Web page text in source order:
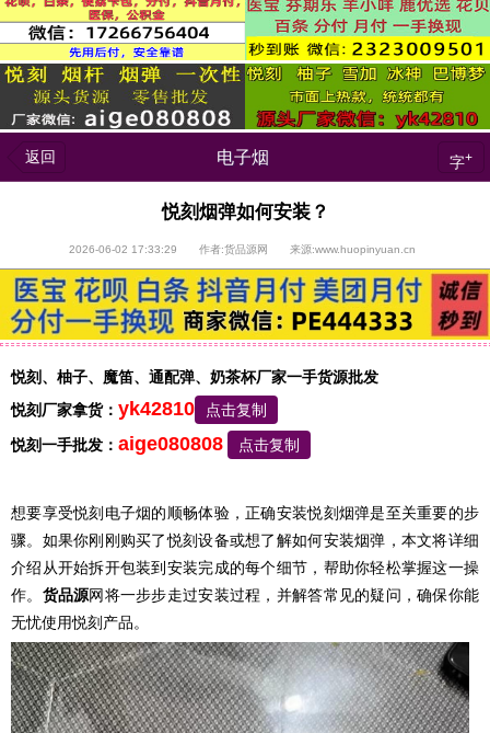
返回 电子烟 字+
悦刻烟弹如何安装？
2026-06-02 17:33:29 作者:货品源网 来源:www.huopinyuan.cn
悦刻、柚子、魔笛、通配弹、奶茶杯厂家一手货源批发
悦刻厂家拿货： yk42810
点击复制
悦刻一手批发： aige080808 点击复制
想要享受悦刻电子烟的顺畅体验，正确安装悦刻烟弹是至关重要的步
骤。如果你刚刚购买了悦刻设备或想了解如何安装烟弹，本文将详细
介绍从开始拆开包装到安装完成的每个细节，帮助你轻松掌握这一操
作。 货品源网将一步步走过安装过程，并解答常见的疑问，确保你能
无忧使用悦刻产品。